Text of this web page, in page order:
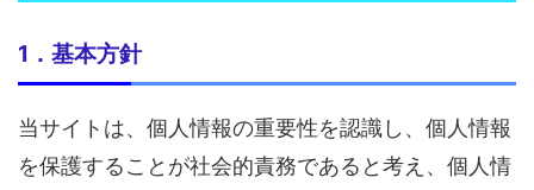
1．基本方針
当サイトは、個人情報の重要性を認識し、個人情報
を保護することが社会的責務であると考え、個人情